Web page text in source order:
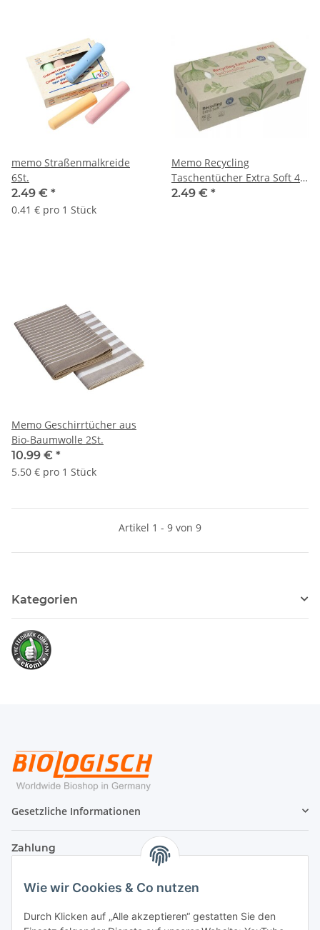
Wie wir Cookies & Co nutzen
Durch Klicken auf „Alle akzeptieren“ gestatten Sie den
memo Straßenmalkreide
6St.
2.49 € *
0.41 € pro 1 Stück
Memo Recycling
Taschentücher Extra Soft 4-
Lagig 100St.
2.49 € *
Memo Geschirrtücher aus
Bio-Baumwolle 2St.
10.99 € *
5.50 € pro 1 Stück
Artikel 1 - 9 von 9
Kategorien
Gesetzliche Informationen
Zahlung